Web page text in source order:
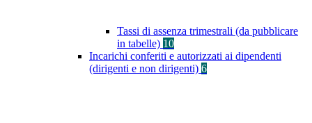
Tassi di assenza trimestrali (da pubblicare
in tabelle) 10
Incarichi conferiti e autorizzati ai dipendenti
(dirigenti e non dirigenti) 6